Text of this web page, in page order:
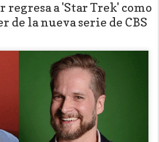
a 'Star Trek' como
de la nueva serie de CBS